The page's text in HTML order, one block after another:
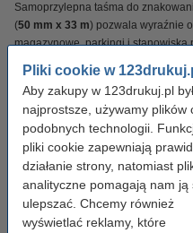
Pliki cookie w
Aby zakupy w 123drukuj.pl
najprostsze, używamy plików
podobnych technologii.
pliki cookie zapewniają
działanie strony, natomiast
analityczne pomagają nam ją
ulepszać. Chcemy również
wyświetlać reklamy, które
Samoprzylepna taśma do
(50 mm x 33 m) pozwala wyraźnie
magazynowe, parkingi i stanowiska
opieki zdrowotnej.
Wybierając markę 123drukuj
cenie!
Właściwości